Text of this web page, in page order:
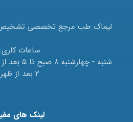
لیماک طب مرجع تخصصی تشخیص
ساعات کاری:
۲ بعد از ظهر
لینک های